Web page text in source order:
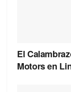
El
Motors en